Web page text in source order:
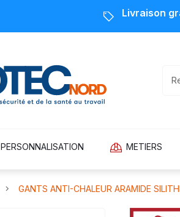
Livraison
PERSONNALISATION METIERS
GANTS ANTI-CHALEUR ARAMIDE